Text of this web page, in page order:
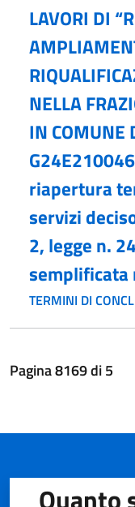
LAVORI DI
NELLA
IN COMUNE
riapertura
servizi
2, legge n.
semplificata
TERMINI DI
Pagina8169di5